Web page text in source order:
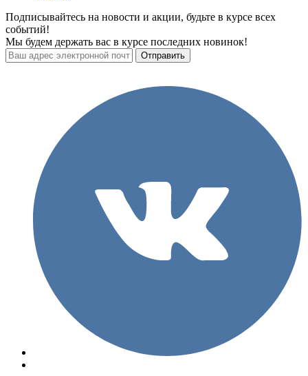
Подписывайтесь на новости и акции, будьте в курсе всех
событий!
Мы будем держать вас в курсе последних новинок!